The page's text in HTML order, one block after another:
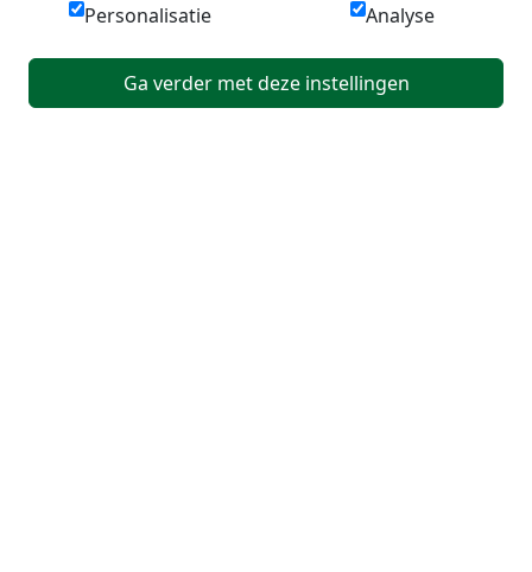
Personalisatie Analyse
Ga verder met deze instellingen